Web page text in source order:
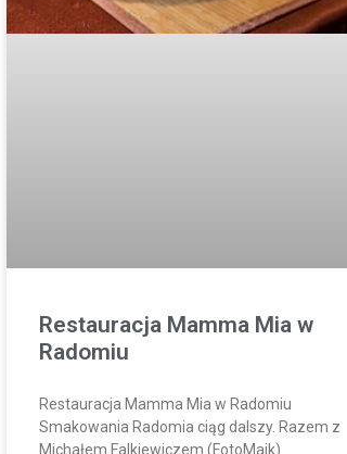
Restauracja Mamma Mia w
Radomiu
Restauracja Mamma Mia w Radomiu
Smakowania Radomia ciąg dalszy. Razem z
Michałem Falkiewiczem (FotoMajk)